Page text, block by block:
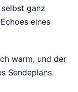
ganz
eines
warm, und der
Sendeplans.